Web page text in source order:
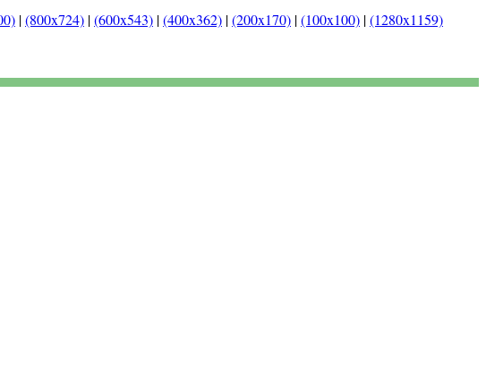
|(800x724) |(600x543) |(400x362) |(200x170) |(100x100) |(1280x1159)